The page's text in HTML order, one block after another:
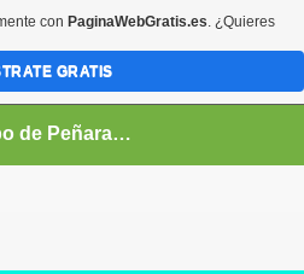
El Campo de Peñaranda (Salamanca)
con PaginaWebGratis.es. ¿Quieres
GRATIS